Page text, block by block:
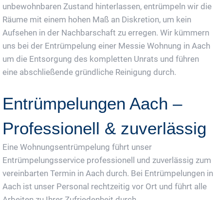
unbewohnbaren Zustand hinterlassen, entrümpeln wir die
Räume mit einem hohen Maß an Diskretion, um kein
Aufsehen in der Nachbarschaft zu erregen. Wir kümmern
uns bei der Entrümpelung einer Messie Wohnung in Aach
um die Entsorgung des kompletten Unrats und führen
eine abschließende gründliche Reinigung durch.
Entrümpelungen Aach –
Professionell & zuverlässig
Eine Wohnungsentrümpelung führt unser
Entrümpelungsservice professionell und zuverlässig zum
vereinbarten Termin in Aach durch. Bei Entrümpelungen in
Aach ist unser Personal rechtzeitig vor Ort und führt alle